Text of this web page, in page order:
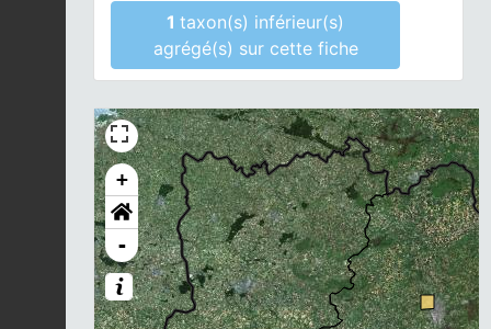
1taxon(s) inférieur(s)
agrégé(s) sur cette fiche
+
-